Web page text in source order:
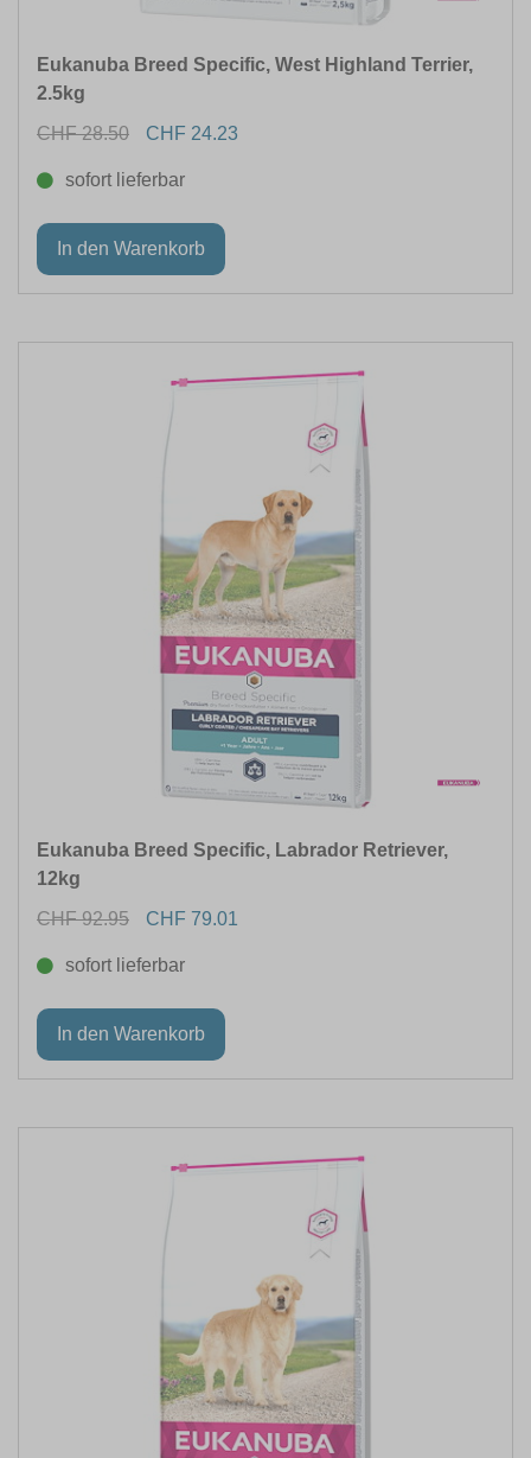
Eukanuba Breed Specific, West Highland Terrier,
2.5kg
CHF 28.50
CHF 24.23
sofort lieferbar
Eukanuba Breed Specific, Labrador Retriever,
12kg
CHF 92.95
CHF 79.01
sofort lieferbar